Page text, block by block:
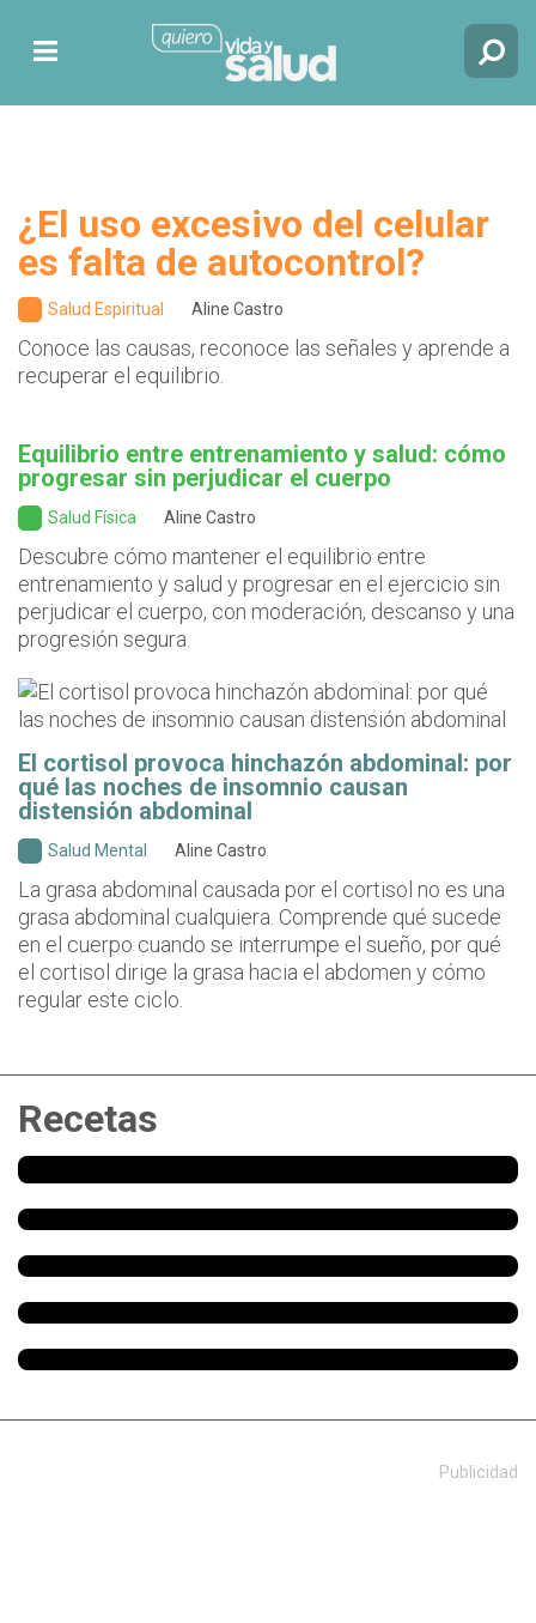
¿El uso excesivo del celular
es falta de autocontrol?
Salud Espiritual Aline Castro
Conoce las causas, reconoce las señales y aprende a
recuperar el equilibrio.
Equilibrio entre entrenamiento y salud: cómo
progresar sin perjudicar el cuerpo
Salud Física Aline Castro
Descubre cómo mantener el equilibrio entre
entrenamiento y salud y progresar en el ejercicio sin
perjudicar el cuerpo, con moderación, descanso y una
progresión segura.
El cortisol provoca hinchazón abdominal: por
qué las noches de insomnio causan
distensión abdominal
Salud Mental Aline Castro
La grasa abdominal causada por el cortisol no es una
grasa abdominal cualquiera. Comprende qué sucede
en el cuerpo cuando se interrumpe el sueño, por qué
el cortisol dirige la grasa hacia el abdomen y cómo
regular este ciclo.
Recetas
Publicidad